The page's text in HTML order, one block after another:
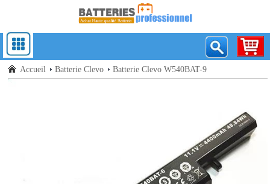
Accueil Batterie Clevo Batterie Clevo W540BAT-9